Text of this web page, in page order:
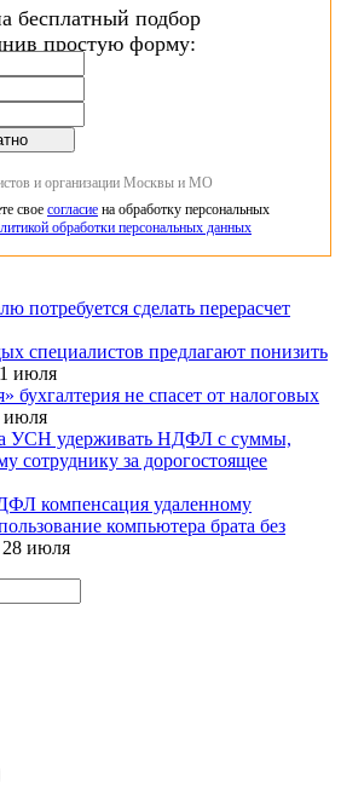
бесплатный подбор
простую форму:
и организации Москвы и МО
свое согласие на обработку персональных
обработки персональных данных
потребуется сделать перерасчет
специалистов предлагают понизить
июля
бухгалтерия не спасет от налоговых
июля
УСН удерживать НДФЛ с суммы,
сотруднику за дорогостоящее
компенсация удаленному
компьютера брата без
28 июля